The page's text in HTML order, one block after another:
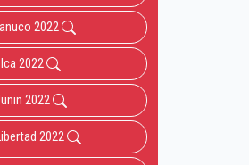
2022
Ica 2022
2022
2022